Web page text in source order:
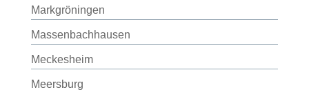
Markgröningen
Massenbachhausen
Meckesheim
Meersburg